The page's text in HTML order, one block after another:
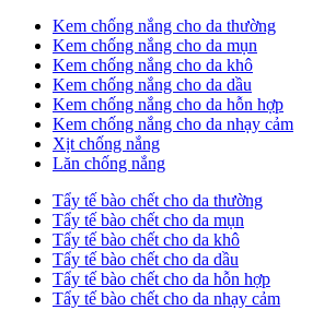
Kem chống nắng cho da thường
Kem chống nắng cho da mụn
Kem chống nắng cho da khô
Kem chống nắng cho da dầu
Kem chống nắng cho da hỗn hợp
Kem chống nắng cho da nhạy cảm
Xịt chống nắng
Lăn chống nắng
Tẩy tế bào chết cho da thường
Tẩy tế bào chết cho da mụn
Tẩy tế bào chết cho da khô
Tẩy tế bào chết cho da dầu
Tẩy tế bào chết cho da hỗn hợp
Tẩy tế bào chết cho da nhạy cảm